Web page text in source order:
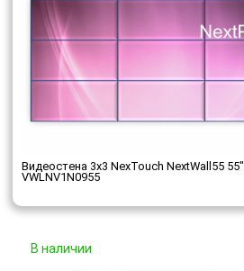
Видеостена 3x3 NexTouch NextWall55 55"
VWLNV1N0955
В наличии